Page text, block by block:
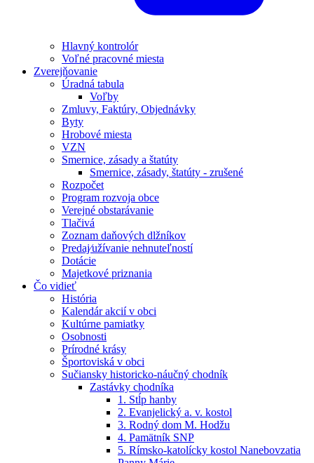
Hlavný kontrolór
Voľné pracovné miesta
Zverejňovanie
Úradná tabula
Voľby
Zmluvy, Faktúry, Objednávky
Byty
Hrobové miesta
VZN
Smernice, zásady a štatúty
Smernice, zásady, štatúty - zrušené
Rozpočet
Program rozvoja obce
Verejné obstarávanie
Tlačivá
Zoznam daňových dlžníkov
Predaj⁄užívanie nehnuteľností
Dotácie
Majetkové priznania
Čo vidieť
História
Kalendár akcií v obci
Kultúrne pamiatky
Osobnosti
Prírodné krásy
Športoviská v obci
Sučiansky historicko-náučný chodník
Zastávky chodníka
1. Stĺp hanby
2. Evanjelický a. v. kostol
3. Rodný dom M. Hodžu
4. Pamätník SNP
5. Rímsko-katolícky kostol Nanebovzatia